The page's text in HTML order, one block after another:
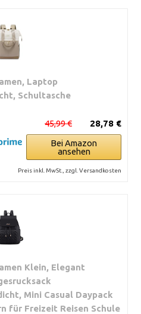
Laptop
Schultasche
28,78 €
45,99 €
Bei Amazon
ansehen
Preis inkl. MwSt., zzgl. Versandkosten
Klein, Elegant
Mini Casual Daypack
für Freizeit Reisen Schule